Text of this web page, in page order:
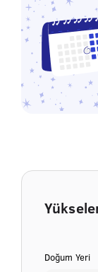
Doğum Yeri